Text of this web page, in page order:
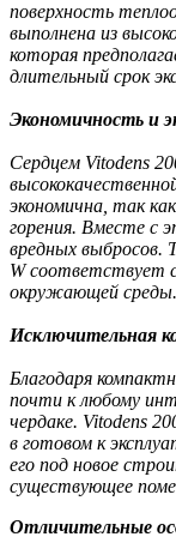
поверхность
выполнена из
которая
длительный срок
Экономичность и
Сердцем Vitodens
экономична, так
горения. Вместе с
вредных выбросов.
W соответствует
окружающей среды.
Исключительная
Благодаря
почти к любому
чердаке. Vitodens
в готовом к
его под новое
существующее
Отличительные